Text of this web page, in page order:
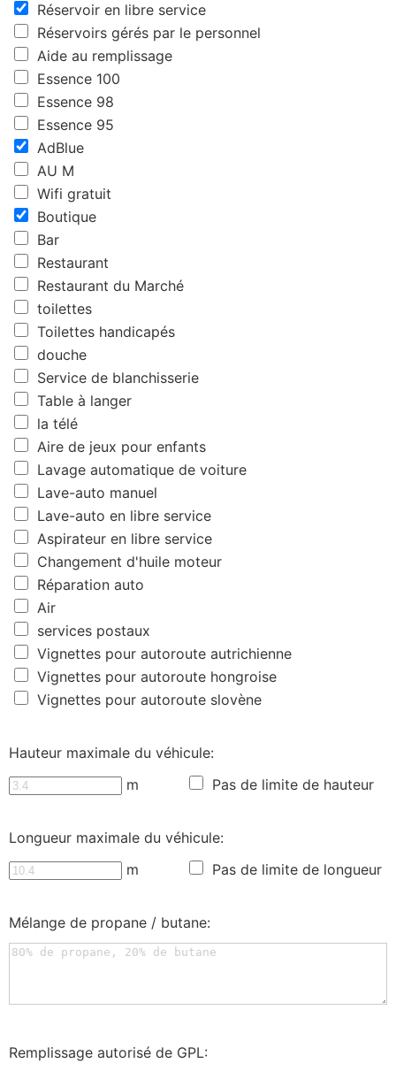
Réservoir en libre service
Réservoirs gérés par le personnel
Aide au remplissage
Essence 100
Essence 98
Essence 95
AdBlue
AU M
Wifi gratuit
Boutique
Bar
Restaurant
Restaurant du Marché
toilettes
Toilettes handicapés
douche
Service de blanchisserie
Table à langer
la télé
Aire de jeux pour enfants
Lavage automatique de voiture
Lave-auto manuel
Lave-auto en libre service
Aspirateur en libre service
Changement d'huile moteur
Réparation auto
Air
services postaux
Vignettes pour autoroute autrichienne
Vignettes pour autoroute hongroise
Vignettes pour autoroute slovène
Hauteur maximale du véhicule:
m
Pas de limite de hauteur
Longueur maximale du véhicule:
m
Pas de limite de longueur
Mélange de propane / butane:
Remplissage autorisé de GPL: